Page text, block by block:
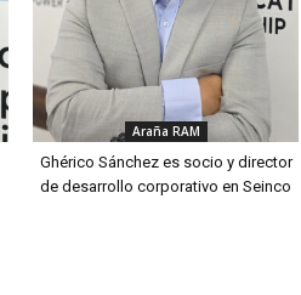
Araña RAM
Ghérico Sánchez es socio y director
de desarrollo corporativo en Seinco